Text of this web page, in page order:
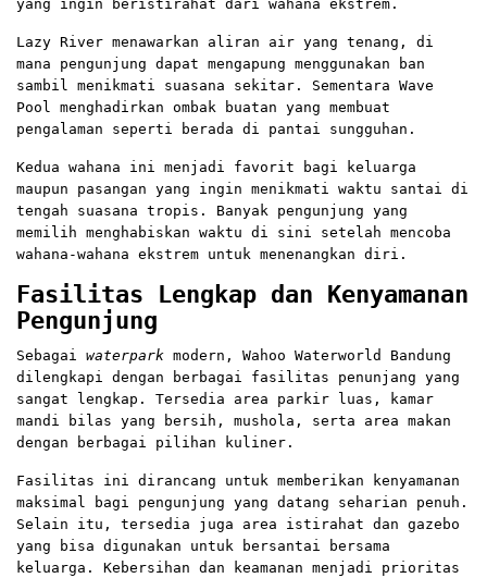
yang ingin beristirahat dari wahana ekstrem.
Lazy River menawarkan aliran air yang tenang, di
mana pengunjung dapat mengapung menggunakan ban
sambil menikmati suasana sekitar. Sementara Wave
Pool menghadirkan ombak buatan yang membuat
pengalaman seperti berada di pantai sungguhan.
Kedua wahana ini menjadi favorit bagi keluarga
maupun pasangan yang ingin menikmati waktu santai di
tengah suasana tropis. Banyak pengunjung yang
memilih menghabiskan waktu di sini setelah mencoba
wahana-wahana ekstrem untuk menenangkan diri.
Fasilitas Lengkap dan Kenyamanan
Pengunjung
Sebagai waterpark modern, Wahoo Waterworld Bandung
dilengkapi dengan berbagai fasilitas penunjang yang
sangat lengkap. Tersedia area parkir luas, kamar
mandi bilas yang bersih, mushola, serta area makan
dengan berbagai pilihan kuliner.
Fasilitas ini dirancang untuk memberikan kenyamanan
maksimal bagi pengunjung yang datang seharian penuh.
Selain itu, tersedia juga area istirahat dan gazebo
yang bisa digunakan untuk bersantai bersama
keluarga. Kebersihan dan keamanan menjadi prioritas